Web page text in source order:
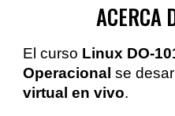
ACERCA
Elcurso Linux DO-
Operacional se
virtual en vivo.